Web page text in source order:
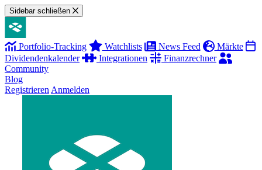
Sidebar schließen
Portfolio-Tracking Watchlists News Feed
Märkte
Dividendenkalender
Integrationen
Finanzrechner
Community
Blog
Registrieren Anmelden